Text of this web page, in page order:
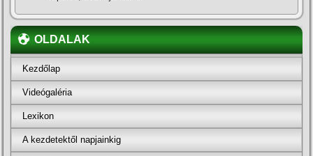
OLDALAK
Kezdőlap
Videógaléria
Lexikon
A kezdetektől napjainkig